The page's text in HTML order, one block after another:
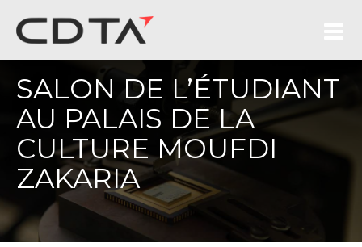
SALON DE L’ÉTUDIANT
AU PALAIS DE LA
CULTURE MOUFDI
ZAKARIA